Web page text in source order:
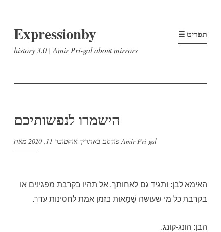
לתוכן
Expressionby
history 3.0 | Amir Pri-gal about mirrors
☰ תפריט
הישמרו לנפשותיכם
פורסם באתריךאוקטובר 11, 2020 מאתAmir Pri-gal
האימא לבן: ותגיד גם לאחותך, אל תהיו בקרבת מפגינים או
בקרבת כל מי שעושה שַׁמָּאוּת בזמן אמת לחסינות עדר.
הבן: הונג-קונג.